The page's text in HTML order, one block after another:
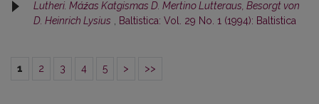
Lutheri. Máźas Katgismas D. Mertino Lutteraus, Besorgt von
D. Heinrich Lysius
Baltistica: Vol. 29 No. 1 (1994): Baltistica
1 2 3 4 5 > >>